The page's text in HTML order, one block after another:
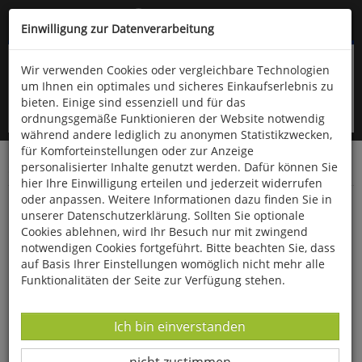
Kompletten Head der Seite überspringen
oder (06766) 9323-960
Startseite Bücher Literatur Diverses
Märchen für Winter und Weihnacht
Einwilligung zur Datenverarbeitung
Wir verwenden Cookies oder vergleichbare Technologien
um Ihnen ein optimales und sicheres Einkaufserlebnis zu
bieten. Einige sind essenziell und für das
ordnungsgemäße Funktionieren der Website notwendig
während andere lediglich zu anonymen Statistikzwecken,
für Komforteinstellungen oder zur Anzeige
personalisierter Inhalte genutzt werden. Dafür können Sie
hier Ihre Einwilligung erteilen und jederzeit widerrufen
oder anpassen. Weitere Informationen dazu finden Sie in
unserer Datenschutzerklärung. Sollten Sie optionale
Cookies ablehnen, wird Ihr Besuch nur mit zwingend
notwendigen Cookies fortgeführt. Bitte beachten Sie, dass
auf Basis Ihrer Einstellungen womöglich nicht mehr alle
Funktionalitäten der Seite zur Verfügung stehen.
Datenverarbeitung -
Ich bin einverstanden